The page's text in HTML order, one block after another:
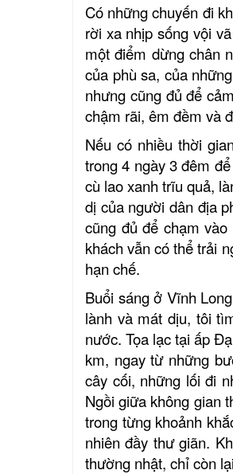
Có những chuyến đi
rời xa nhịp sống vội
một điểm dừng chân
của phù sa, của
nhưng cũng đủ để
chậm rãi, êm đềm và
Nếu có nhiều thời
trong 4 ngày 3 đêm
cù lao xanh trĩu quả,
dị của người dân địa
cũng đủ để chạm
khách vẫn có thể trải
hạn chế.
Buổi sáng ở Vĩnh
lành và mát dịu, tôi
nước. Tọa lạc tạiấp
km, ngay từ những
cây cối, những lối đi
Ngồi giữa không gian
trong từng khoảnh
nhiên đầy thư giãn.
thường nhật, chỉ còn